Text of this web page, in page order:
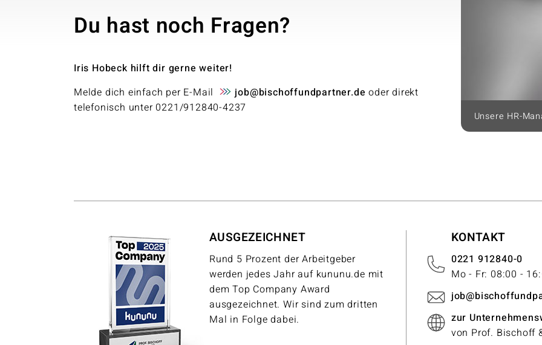
Du hast noch Fragen?
Iris Hobeck hilft dir gerne weiter!
Melde dich einfach per E-Mail
job@bischoffundpartner.de oder direkt
telefonisch unter 0221/912840-4237
Unsere HR-
AUSGEZEICHNET
Rund 5 Prozent der Arbeitgeber
werden jedes Jahr auf kununu.de mit
dem Top Company Award
ausgezeichnet. Wir sind zum dritten
Mal in Folge dabei.
KONTAKT
0221 912840-0
Mo - Fr: 08:00 -
zur
von Prof. Bischoff